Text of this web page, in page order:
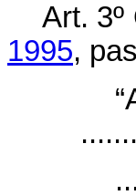
Art. 3º
1995,